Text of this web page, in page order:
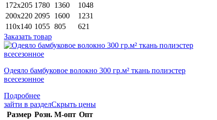
172х205 1780 1360
1048
200х220 2095 1600
1231
110х140 1055 805
621
Заказать товар
Одеяло бамбуковое волокно 300 гр.м² ткань полиэстер
всесезонное
Подробнее
зайти в разделСкрыть цены
Раз­мер Розн. М-опт Опт